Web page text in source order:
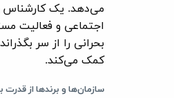
می‌دهد. یک کارشناس
اجتماعی و فعالیت
بحرانی را از سر
کمک می‌کند.
سازمان‌ها و برندها از